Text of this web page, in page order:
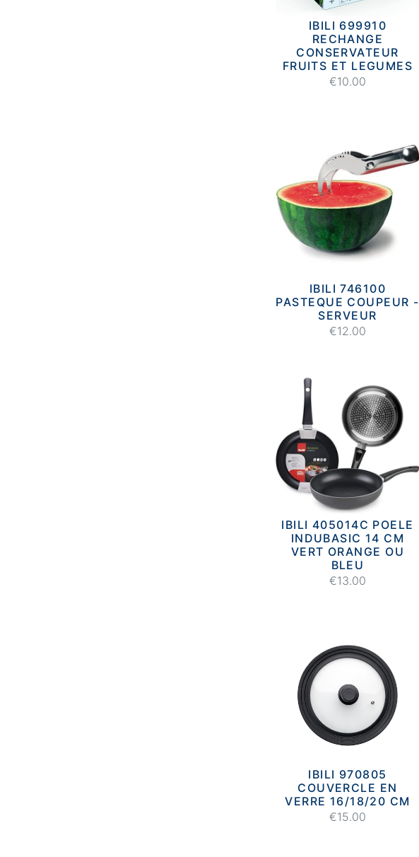
IBILI 699910
RECHANGE
CONSERVATEUR
FRUITS ET LEGUMES
€10.00
IBILI 746100
PASTEQUE COUPEUR -
SERVEUR
€12.00
IBILI 405014C POELE
INDUBASIC 14 CM
VERT ORANGE OU
BLEU
€13.00
IBILI 970805
COUVERCLE EN
VERRE 16/18/20 CM
€15.00